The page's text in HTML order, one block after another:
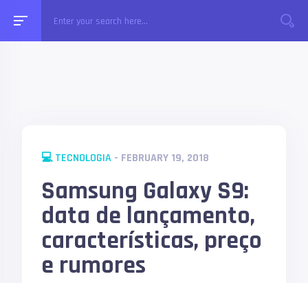
💻 TECNOLOGIA - FEBRUARY 19, 2018
Samsung Galaxy S9:
data de lançamento,
características, preço
e rumores